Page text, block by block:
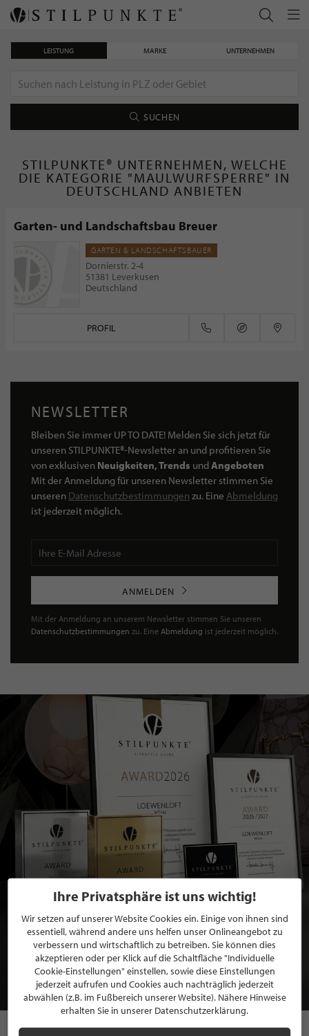
LEISTUNG MARKE UNTERNEHMEN
SUCHEN
STILPUNKTE® UNTERNEHMEN, WELCHE
DIE KATEGORIE "MAULWURFSPERRE" IN
DEUTSCHLAND ANBIETEN
Garten- und Landschaftsbau Breuer
GARTEN & LANDSCHAFTSBAUER
Dornierstr. 2-4
51381 Leverkusen
Deutschland
PROFIL
NEWSLETTER
Bleiben Sie immer UP TO DATE! Melden Sie sich jetzt für
unseren STILPUNKTE®-Newsletter an und profitieren Sie
von exklusiven Neuigkeiten, Trends undAngeboten
Mit der Anmeldung für unseren Newsletter stimmen Sie
unseren Datenschutzbestimmungen zu. Eine Abmeldung
ist jederzeit möglich.
ANMELDEN
Mit der Anmeldung an unserem Newsletter stimmen Sie unseren
Datenschutzbestimmungen zu. Eine Abmeldung ist jederzeit möglich.
BEWERBEN SIE SICH FÜR EINE GRATIS
MITGLIEDSCHAFT BEI STILPUNKTE®
JETZT GRATIS BEWERBEN
Ihre Privatsphäre ist uns wichtig!
Wir setzen auf unserer Website Cookies ein. Einige von ihnen sind
essentiell, während andere uns helfen unser Onlineangebot zu
verbessern und wirtschaftlich zu betreiben. Sie können dies
akzeptieren oder per Klick auf die Schaltfläche "Individuelle
Cookie-Einstellungen" einstellen, sowie diese Einstellungen
jederzeit aufrufen und Cookies auch nachträglich jederzeit
abwählen (z.B. im Fußbereich unserer Website). Nähere Hinweise
erhalten Sie in unserer Datenschutzerklärung.